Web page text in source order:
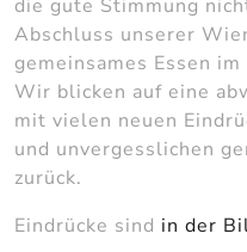
die gute Stimmung
Abschluss unserer
gemeinsames Essen
Wir blicken auf eine
mit vielen neuen
und unvergesslichen
zurück.
Eindrücke sind in der